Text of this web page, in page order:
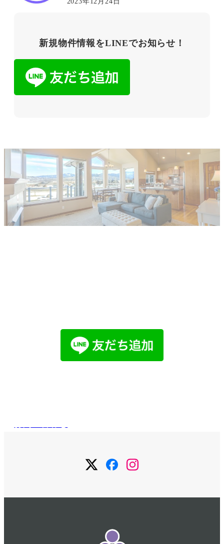
新規物件情報をLINEでお知らせ！
ニ
項
メ
ニ
項
メ
ニ
項